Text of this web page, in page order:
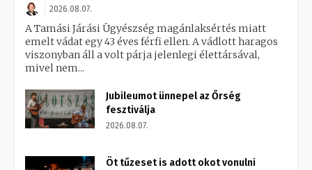
2026.08.07.
A Tamási Járási Ügyészség magánlaksértés miatt
emelt vádat egy 43 éves férfi ellen. A vádlott haragos
viszonyban áll a volt párja jelenlegi élettársával,
mivel nem...
Jubileumot ünnepel az Őrség
fesztiválja
2026.08.07.
Öt tűzeset is adott okot vonulni